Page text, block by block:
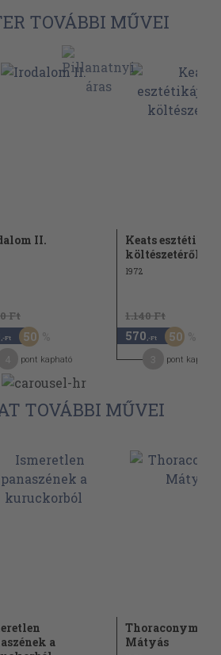
TOVÁBBI MŰVEI
II.
Ft
,-Ft 50
pont kapható
Keats
költészetéről
1972
1.140 Ft
570 ,-Ft 50
pont kapható
TOVÁBBI MŰVEI
a
Thoraconymus
Mátyás